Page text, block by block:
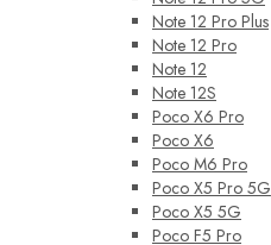
Note 12 Pro Plus
Note 12 Pro
Note 12
Note 12S
Poco X6 Pro
Poco X6
Poco M6 Pro
Poco X5 Pro 5G
Poco X5 5G
Poco F5 Pro